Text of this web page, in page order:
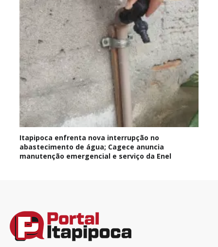
Itapipoca enfrenta nova interrupção no
abastecimento de água; Cagece anuncia
manutenção emergencial e serviço da Enel